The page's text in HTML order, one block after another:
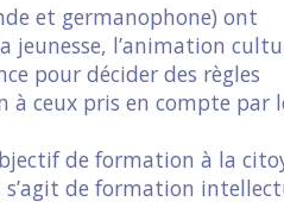
et germanophone) ont
jeunesse, l’animation
pour décider des règles
ceux pris en compte par
de formation à la
de formation